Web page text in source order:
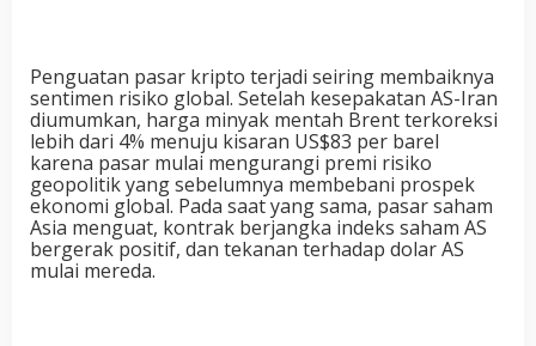
Penguatan pasar kripto terjadi seiring membaiknya
sentimen risiko global. Setelah kesepakatan AS-Iran
diumumkan, harga minyak mentah Brent terkoreksi
lebih dari 4% menuju kisaran US$83 per barel
karena pasar mulai mengurangi premi risiko
geopolitik yang sebelumnya membebani prospek
ekonomi global. Pada saat yang sama, pasar saham
Asia menguat, kontrak berjangka indeks saham AS
bergerak positif, dan tekanan terhadap dolar AS
mulai mereda.